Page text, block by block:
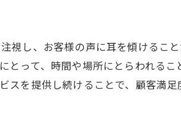
視し、お客様の声に耳を傾けるこ
って、時間や場所にとらわれる
を提供し続けることで、顧客満足